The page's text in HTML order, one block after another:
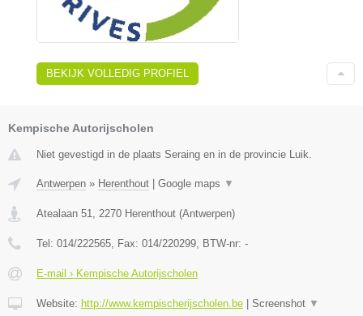
BEKIJK VOLLEDIG PROFIEL
Kempische Autorijscholen
Niet gevestigd in de plaats Seraing en in de provincie Luik.
Antwerpen » Herenthout | Google maps ▼
Atealaan 51 2270 Herenthout (Antwerpen)
Tel: 014/222565 , Fax: 014/220299 , BTW-nr: -
E-mail › Kempische Autorijscholen
Website: http://www.kempischerijscholen.be | Screenshot ▼